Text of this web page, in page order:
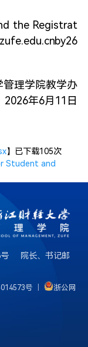
the Registrat
管理学院教学办
2026年6月11日
】已下载105次
Student and
号 院长、书记邮
号
浙公网